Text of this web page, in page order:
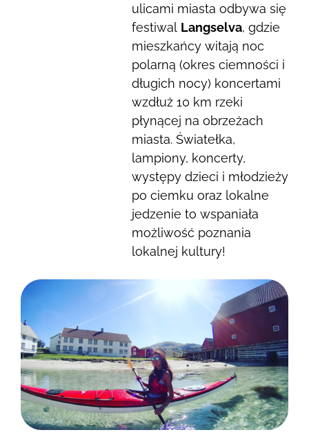
ulicami miasta odbywa się
festiwal Langselva, gdzie
mieszkańcy witają noc
polarną (okres ciemności i
długich nocy) koncertami
wzdłuż 10 km rzeki
płynącej na obrzeżach
miasta. Światełka,
lampiony, koncerty,
występy dzieci i młodzieży
po ciemku oraz lokalne
jedzenie to wspaniała
możliwość poznania
lokalnej kultury!